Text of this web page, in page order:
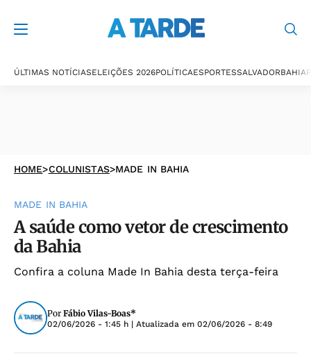
ÚLTIMAS NOTÍCIASELEIÇÕES 2026POLÍTICAESPORTESSALVADORBAHIA
HOME>COLUNISTAS>MADE IN BAHIA
MADE IN BAHIA
A saúde como vetor de crescimento
da Bahia
Confira a coluna Made In Bahia desta terça-feira
Por Fábio Vilas-Boas*
02/06/2026 - 1:45 h | Atualizada em 02/06/2026 - 8:49